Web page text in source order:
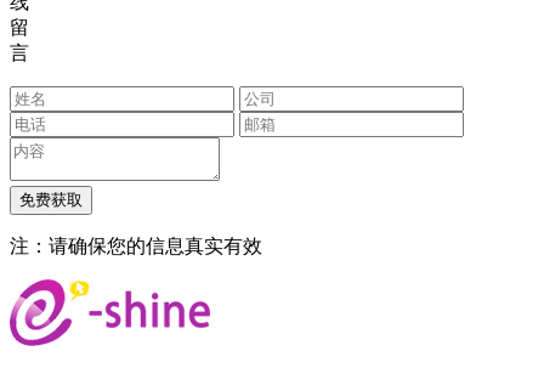
留
言
注：请确保您的信息真实有效